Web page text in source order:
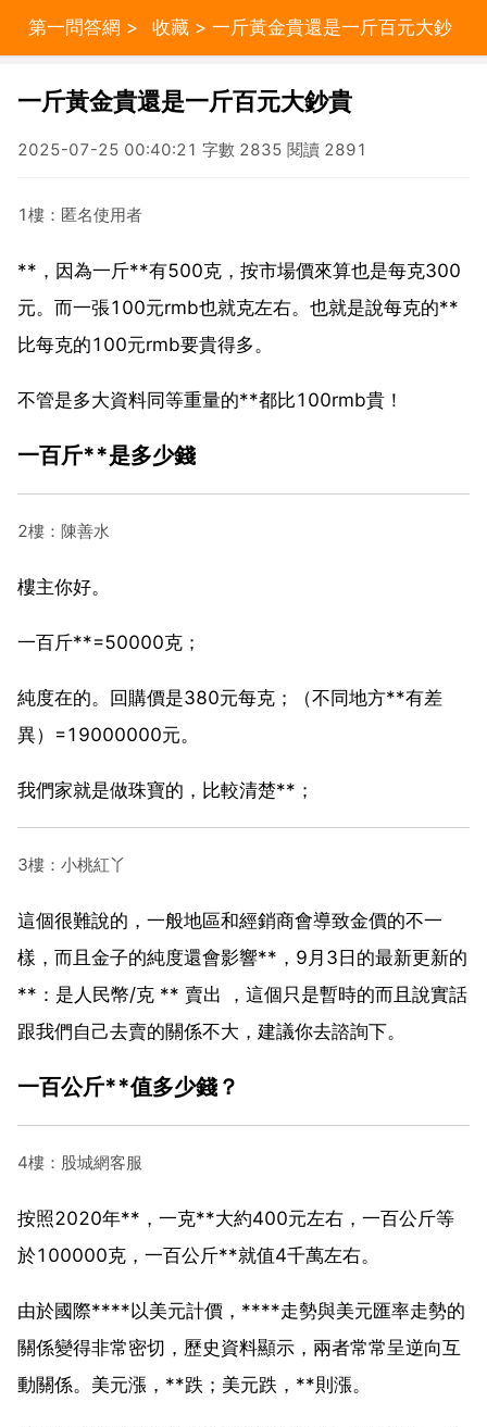
第一問答網 > 收藏 > 一斤黃金貴還是一斤百元大鈔
一斤黃金貴還是一斤百元大鈔貴
2025-07-25 00:40:21 字數 2835 閱讀 2891
1樓：匿名使用者
**，因為一斤**有500克，按市場價來算也是每克300
元。而一張100元rmb也就克左右。也就是說每克的**
比每克的100元rmb要貴得多。
不管是多大資料同等重量的**都比100rmb貴！
一百斤**是多少錢
2樓：陳善水
樓主你好。
一百斤**=50000克；
純度在的。回購價是380元每克；（不同地方**有差
異）=19000000元。
我們家就是做珠寶的，比較清楚**；
3樓：小桃紅丫
這個很難說的，一般地區和經銷商會導致金價的不一
樣，而且金子的純度還會影響**，9月3日的最新更新的
**：是人民幣/克 ** 賣出 ，這個只是暫時的而且說實話
跟我們自己去賣的關係不大，建議你去諮詢下。
一百公斤**值多少錢？
4樓：股城網客服
按照2020年**，一克**大約400元左右，一百公斤等
於100000克，一百公斤**就值4千萬左右。
由於國際****以美元計價，****走勢與美元匯率走勢的
關係變得非常密切，歷史資料顯示，兩者常常呈逆向互
動關係。美元漲，**跌；美元跌，**則漲。